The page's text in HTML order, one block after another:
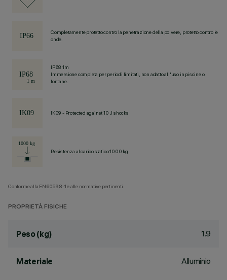
Completamente protetto contro la penetrazione della polvere, protetto contro le
onde.
IP68 1m
Immersione completa per periodi limitati, non adatto all'uso in piscine o
fontane.
IK09 - Protected against 10 J shocks
Resistenza al carico statico 1000 kg
Conforme alla EN60598-1 e alle normative pertinenti.
PROPRIETÀ FISICHE
Peso (kg) 1.9
Materiale Alluminio